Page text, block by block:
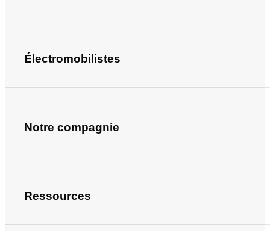
Électromobilistes
Notre compagnie
Ressources